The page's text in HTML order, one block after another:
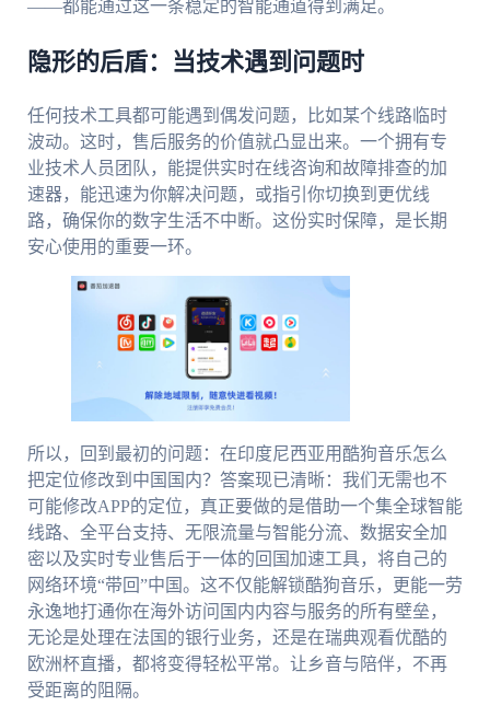
——都能通过这一条稳定的智能通道得到满足。
隐形的后盾：当技术遇到问题时
任何技术工具都可能遇到偶发问题，比如某个线路临时
波动。这时，售后服务的价值就凸显出来。一个拥有专
业技术人员团队，能提供实时在线咨询和故障排查的加
速器，能迅速为你解决问题，或指引你切换到更优线
路，确保你的数字生活不中断。这份实时保障，是长期
安心使用的重要一环。
所以，回到最初的问题：在印度尼西亚用酷狗音乐怎么
把定位修改到中国国内？答案现已清晰：我们无需也不
可能修改APP的定位，真正要做的是借助一个集全球智能
线路、全平台支持、无限流量与智能分流、数据安全加
密以及实时专业售后于一体的回国加速工具，将自己的
网络环境“带回”中国。这不仅能解锁酷狗音乐，更能一劳
永逸地打通你在海外访问国内内容与服务的所有壁垒，
无论是处理在法国的银行业务，还是在瑞典观看优酷的
欧洲杯直播，都将变得轻松平常。让乡音与陪伴，不再
受距离的阻隔。